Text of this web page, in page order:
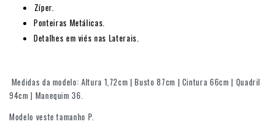
⁠Zíper.
Ponteiras Metálicas.
Detalhes em viés nas Laterais.
Medidas da modelo: Altura 1,72cm | Busto 87cm | Cintura 66cm | Quadril
94cm | Manequim 36.
Modelo veste tamanho P.